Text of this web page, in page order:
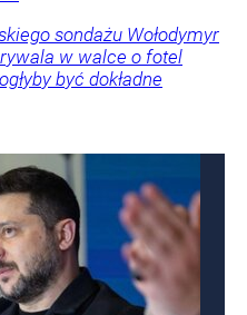
sondażu Wołodymyr
rywala w walce o fotel
być dokładne